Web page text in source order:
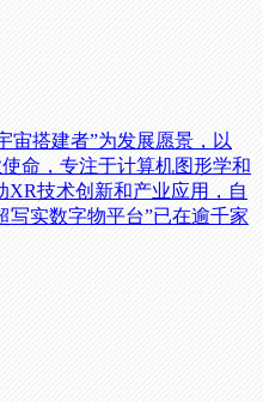
宙搭建者”为发展愿景，以
命，专注于计算机图形学和
XR技术创新和产业应用，自
写实数字物平台”已在逾千家